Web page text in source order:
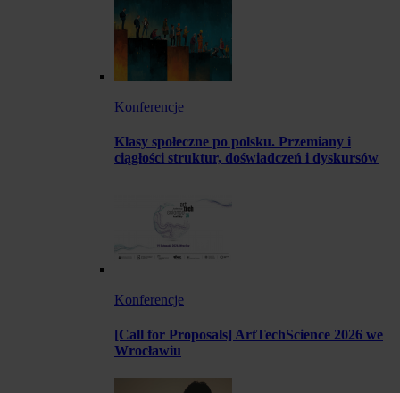
Konferencje
Klasy społeczne po polsku. Przemiany i
ciągłości struktur, doświadczeń i dyskursów
Konferencje
[Call for Proposals] ArtTechScience 2026 we
Wrocławiu